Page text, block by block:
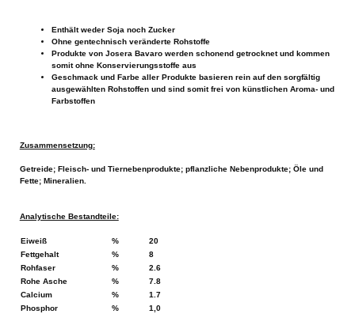
Enthält weder Soja noch Zucker
Ohne gentechnisch veränderte Rohstoffe
Produkte von Josera Bavaro werden schonend getrocknet und kommen
somit ohne Konservierungsstoffe aus
Geschmack und Farbe aller Produkte basieren rein auf den sorgfältig
ausgewählten Rohstoffen und sind somit frei von künstlichen Aroma- und
Farbstoffen
Zusammensetzung:
Getreide; Fleisch- und Tiernebenprodukte; pflanzliche Nebenprodukte; Öle und
Fette; Mineralien.
Analytische Bestandteile:
Eiweiß %
20
Fettgehalt
%
8
Rohfaser
%
2.6
Rohe Asche
%
7.8
Calcium
%
1.7
Phosphor
%
1,0